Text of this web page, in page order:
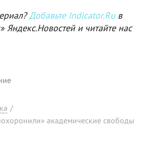
Добавьте Indicator.Ruв
Яндекс.Новостей и читайте нас
/
академические свободы